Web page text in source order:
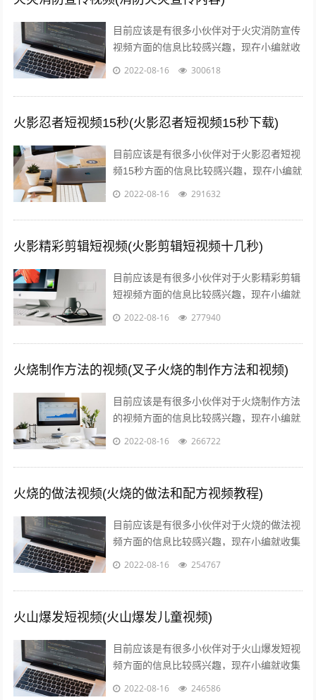
目前应该是有很多小伙伴对于火灾消防宣传
视频方面的信息比较感兴趣，现在小编就收
集了一些与消防火灾宣传内容相关的信息来
2022-08-16 300618
火影忍者短视频15秒(火影忍者短视频15秒下载)
目前应该是有很多小伙伴对于火影忍者短视
频15秒方面的信息比较感兴趣，现在小编就
收集了一些与火影忍者短视频15秒下载相关
2022-08-16 291632
火影精彩剪辑短视频(火影剪辑短视频十几秒)
目前应该是有很多小伙伴对于火影精彩剪辑
短视频方面的信息比较感兴趣，现在小编就
收集了一些与火影剪辑短视频十几秒相关的
2022-08-16 277940
火烧制作方法的视频(叉子火烧的制作方法和视频)
目前应该是有很多小伙伴对于火烧制作方法
的视频方面的信息比较感兴趣，现在小编就
收集了一些与叉子火烧的制作方法和视频相
2022-08-16 266722
火烧的做法视频(火烧的做法和配方视频教程)
目前应该是有很多小伙伴对于火烧的做法视
频方面的信息比较感兴趣，现在小编就收集
了一些与火烧的做法和配方视频教程相关的
2022-08-16 254767
火山爆发短视频(火山爆发儿童视频)
目前应该是有很多小伙伴对于火山爆发短视
频方面的信息比较感兴趣，现在小编就收集
了一些与火山爆发儿童视频相关的信息来分
2022-08-16 246586